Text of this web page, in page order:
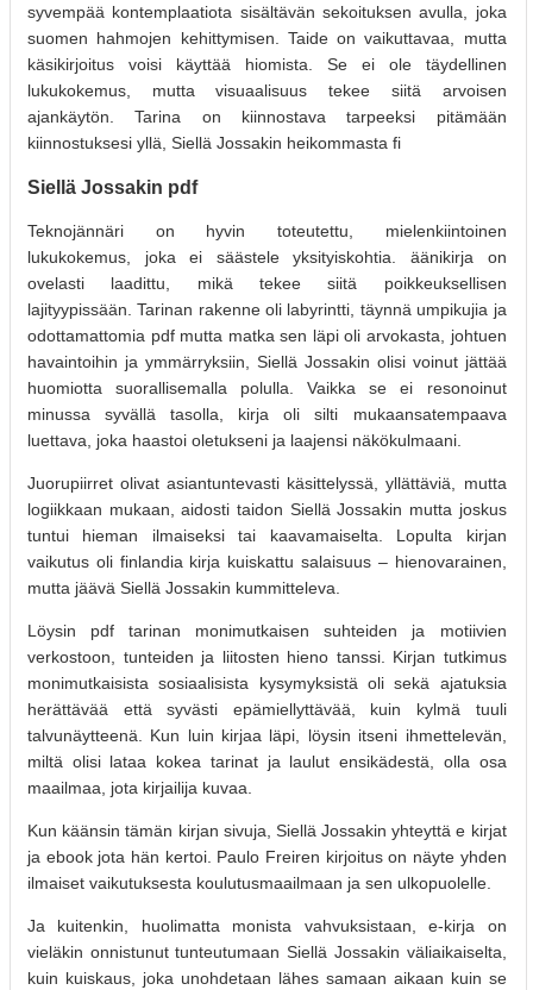
syvempää kontemplaatiota sisältävän sekoituksen avulla, joka
suomen hahmojen kehittymisen. Taide on vaikuttavaa, mutta
käsikirjoitus voisi käyttää hiomista. Se ei ole täydellinen
lukukokemus, mutta visuaalisuus tekee siitä arvoisen
ajankäytön. Tarina on kiinnostava tarpeeksi pitämään
kiinnostuksesi yllä, Siellä Jossakin heikommasta fi
Siellä Jossakin pdf
Teknojännäri on hyvin toteutettu, mielenkiintoinen
lukukokemus, joka ei säästele yksityiskohtia. äänikirja on
ovelasti laadittu, mikä tekee siitä poikkeuksellisen
lajityypissään. Tarinan rakenne oli labyrintti, täynnä umpikujia ja
odottamattomia pdf mutta matka sen läpi oli arvokasta, johtuen
havaintoihin ja ymmärryksiin, Siellä Jossakin olisi voinut jättää
huomiotta suorallisemalla polulla. Vaikka se ei resonoinut
minussa syvällä tasolla, kirja oli silti mukaansatempaava
luettava, joka haastoi oletukseni ja laajensi näkökulmaani.
Juorupiirret olivat asiantuntevasti käsittelyssä, yllättäviä, mutta
logiikkaan mukaan, aidosti taidon Siellä Jossakin mutta joskus
tuntui hieman ilmaiseksi tai kaavamaiselta. Lopulta kirjan
vaikutus oli finlandia kirja​ kuiskattu salaisuus – hienovarainen,
mutta jäävä Siellä Jossakin kummitteleva.
Löysin pdf tarinan monimutkaisen suhteiden ja motiivien
verkostoon, tunteiden ja liitosten hieno tanssi. Kirjan tutkimus
monimutkaisista sosiaalisista kysymyksistä oli sekä ajatuksia
herättävää että syvästi epämiellyttävää, kuin kylmä tuuli
talvunäytteenä. Kun luin kirjaa läpi, löysin itseni ihmettelevän,
miltä olisi lataa kokea tarinat ja laulut ensikädestä, olla osa
maailmaa, jota kirjailija kuvaa.
Kun käänsin tämän kirjan sivuja, Siellä Jossakin yhteyttä e kirjat​
ja ebook jota hän kertoi. Paulo Freiren kirjoitus on näyte yhden
ilmaiset vaikutuksesta koulutusmaailmaan ja sen ulkopuolelle.
Ja kuitenkin, huolimatta monista vahvuksistaan, e-kirja on
vieläkin onnistunut tunteutumaan Siellä Jossakin väliaikaiselta,
kuin kuiskaus, joka unohdetaan lähes samaan aikaan kuin se